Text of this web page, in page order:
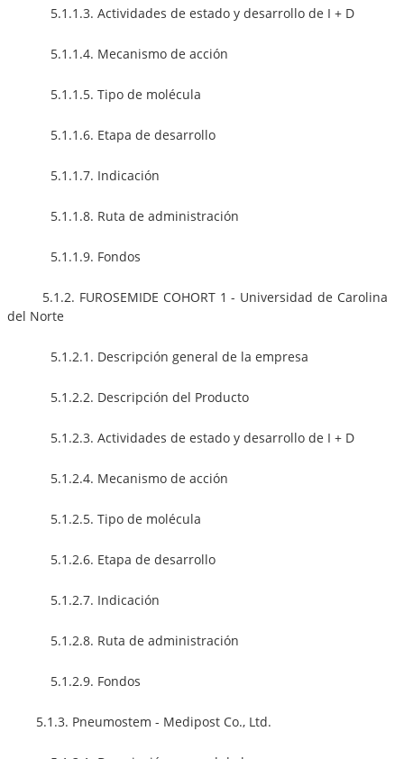
5.1.1.3. Actividades de estado y desarrollo de I + D
5.1.1.4. Mecanismo de acción
5.1.1.5. Tipo de molécula
5.1.1.6. Etapa de desarrollo
5.1.1.7. Indicación
5.1.1.8. Ruta de administración
5.1.1.9. Fondos
5.1.2. FUROSEMIDE COHORT 1 - Universidad de Carolina
del Norte
5.1.2.1. Descripción general de la empresa
5.1.2.2. Descripción del Producto
5.1.2.3. Actividades de estado y desarrollo de I + D
5.1.2.4. Mecanismo de acción
5.1.2.5. Tipo de molécula
5.1.2.6. Etapa de desarrollo
5.1.2.7. Indicación
5.1.2.8. Ruta de administración
5.1.2.9. Fondos
5.1.3. Pneumostem - Medipost Co., Ltd.